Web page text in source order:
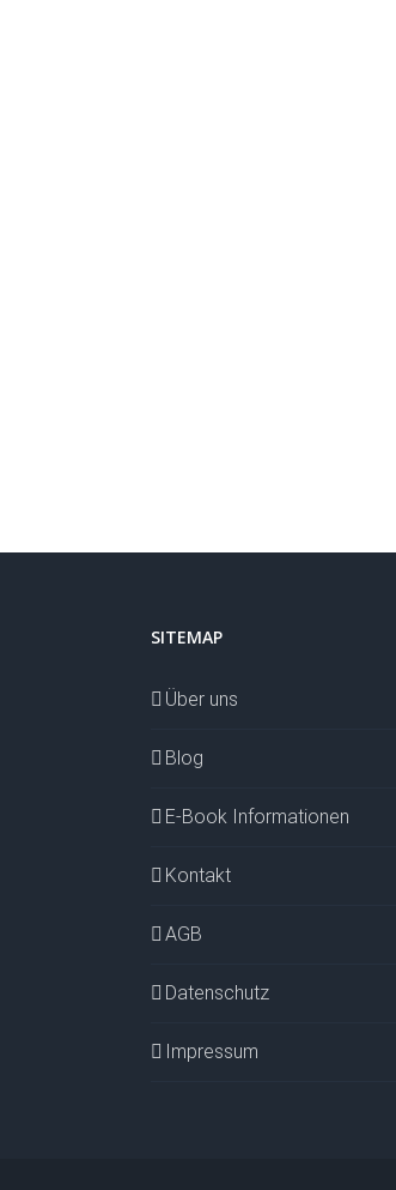
SITEMAP
Über uns
Blog
E-Book Informationen
Kontakt
AGB
Datenschutz
Impressum